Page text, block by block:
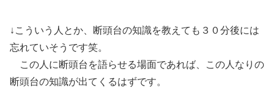
↓こういう人とか、断頭台の知識を教えても３０分後には
忘れていそうです笑。
この人に断頭台を語らせる場面であれば、この人なりの
断頭台の知識が出てくるはずです。